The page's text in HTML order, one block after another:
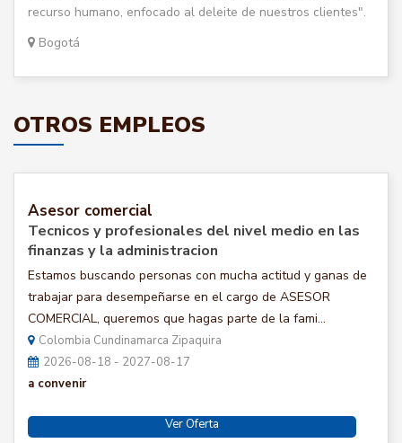
recurso humano, enfocado al deleite de nuestros clientes".
Bogotá
OTROS EMPLEOS
Asesor comercial
Tecnicos y profesionales del nivel medio en las
finanzas y la administracion
Estamos buscando personas con mucha actitud y ganas de
trabajar para desempeñarse en el cargo de ASESOR
COMERCIAL, queremos que hagas parte de la fami...
Colombia Cundinamarca Zipaquira
2026-08-18 - 2027-08-17
a convenir
Ver Oferta